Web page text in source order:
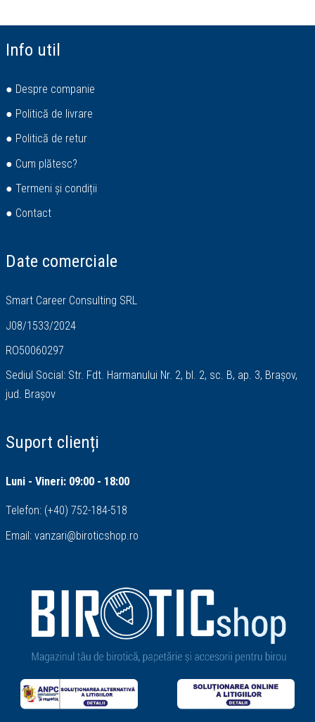
Info util
● Despre companie
● Politică de livrare
● Politică de retur
● Cum plătesc?
● Termeni și condiții
● Contact
Date comerciale
Smart Career Consulting SRL
J08/1533/2024
RO50060297
Sediul Social: Str. Fdt. Harmanului Nr. 2, bl. 2, sc. B, ap. 3, Brașov,
jud. Brașov
Suport clienți
Luni - Vineri: 09:00 - 18:00
Telefon: (+40) 752-184-518
Email: vanzari@biroticshop.ro